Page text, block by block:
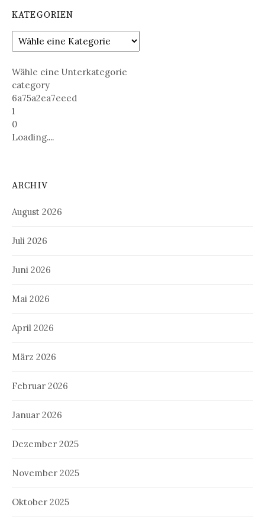
KATEGORIEN
Wähle eine Unterkategorie
category
6a75a2ea7eeed
1
0
Loading....
ARCHIV
August 2026
Juli 2026
Juni 2026
Mai 2026
April 2026
März 2026
Februar 2026
Januar 2026
Dezember 2025
November 2025
Oktober 2025